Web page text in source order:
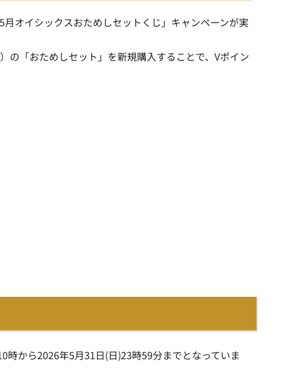
オイシックスおためしセットくじ」キャンペーンが実
の「おためしセット」を新規購入することで、Vポイン
から2026年5月31日(日)23時59分までとなっていま